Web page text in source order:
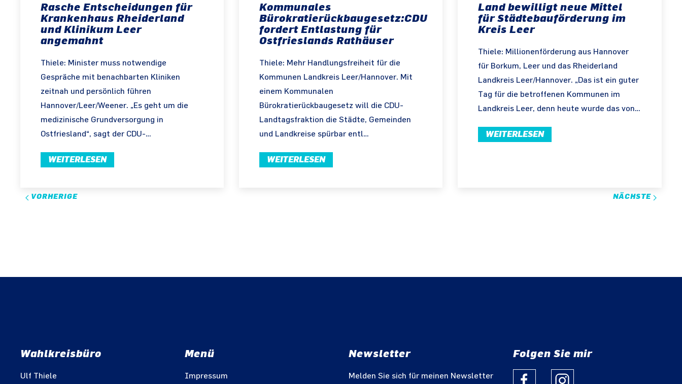
Rasche Entscheidungen für
Krankenhaus Rheiderland
und Klinikum Leer
angemahnt
Thiele: Minister muss notwendige
Gespräche mit benachbarten Kliniken
zeitnah und persönlich führen
Hannover/Leer/Weener. „Es geht um die
medizinische Grundversorgung in
Ostfriesland“, sagt der CDU-…
WEITERLESEN
Kommunales
Bürokratierückbaugesetz:CDU
fordert Entlastung für
Ostfrieslands Rathäuser
Thiele: Mehr Handlungsfreiheit für die
Kommunen Landkreis Leer/Hannover. Mit
einem Kommunalen
Bürokratierückbaugesetz will die CDU-
Landtagsfraktion die Städte, Gemeinden
und Landkreise spürbar entl…
WEITERLESEN
Land bewilligt neue Mittel
für Städtebauförderung im
Kreis Leer
Thiele: Millionenförderung aus Hannover
für Borkum, Leer und das Rheiderland
Landkreis Leer/Hannover. „Das ist ein guter
Tag für die betroffenen Kommunen im
Landkreis Leer, denn heute wurde das von…
WEITERLESEN
VORHERIGE NÄCHSTE
Wahlkreisbüro
Ulf Thiele
Menü
Impressum
Newsletter
Melden Sie sich für meinen Newsletter
Folgen Sie mir